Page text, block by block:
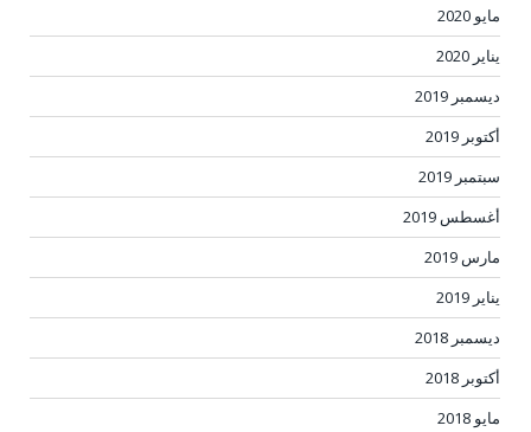
مايو 2020
يناير 2020
ديسمبر 2019
أكتوبر 2019
سبتمبر 2019
أغسطس 2019
مارس 2019
يناير 2019
ديسمبر 2018
أكتوبر 2018
مايو 2018